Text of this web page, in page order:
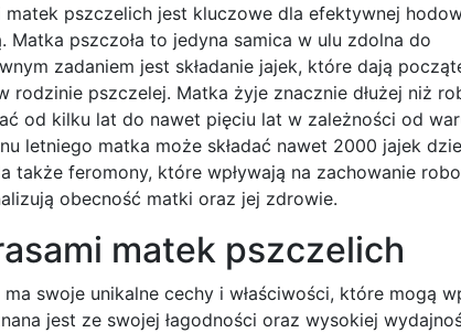
matek pszczelich jest kluczowe dla efektywnej
Matka pszczoła to jedyna samica w ulu zdolna do
zadaniem jest składanie jajek, które dają
rodzinie pszczelej. Matka żyje znacznie dłużej niż
od kilku lat do nawet pięciu lat w zależności od
letniego matka może składać nawet 2000 jajek
feromony, które wpływają na zachowanie
obecność matki oraz jej zdrowie.
matek pszczelich
swoje unikalne cechy i właściwości, które mogą
jest ze swojej łagodności oraz wysokiej